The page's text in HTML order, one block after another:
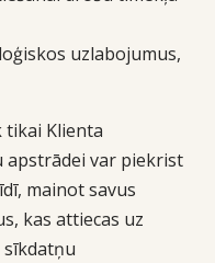
uzlabojumus,
tikai Klienta
apstrādei var piekrist
mainot savus
kas attiecas uz